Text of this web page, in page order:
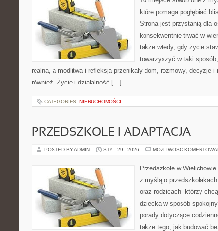
które pomaga pogłębiać
Strona jest przystanią dla
konsekwentnie trwać w
także wtedy, gdy życie
towarzyszyć w taki
realna, a modlitwa i refleksja przenikały dom, rozmowy, decyzje
również: Życie i działalność […]
CATEGORIES: NIERUCHOMOŚCI
PRZEDSZKOLE I ADAPTACJA
POSTED BY ADMIN STY - 29 - 2026 MOŻLIWOŚĆ
Przedszkole w
z myślą o
oraz rodzicach, którzy
dziecka w sposób
porady dotyczące
także tego, jak budować